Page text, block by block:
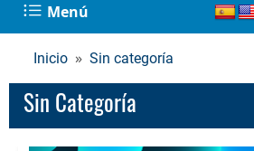
Menú
Inicio Sin categoría
Sin Categoría